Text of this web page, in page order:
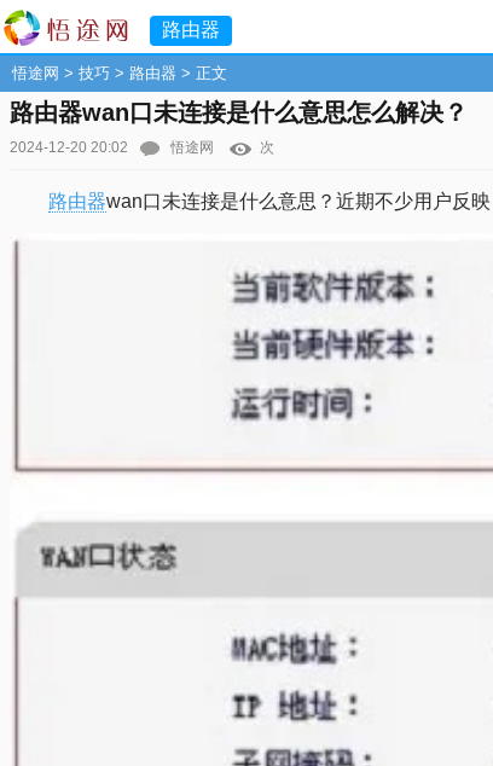
路由器
悟途网 > 技巧 > 路由器 > 正文
路由器wan口未连接是什么意思怎么解决？
2024-12-20 20:02 悟途网 次
路由器wan口未连接是什么意思？近期不少用户反